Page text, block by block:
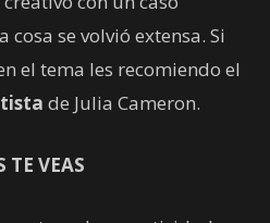
cosa se volvió extensa. Si
el tema les recomiendo el
de Julia Cameron.
TE VEAS